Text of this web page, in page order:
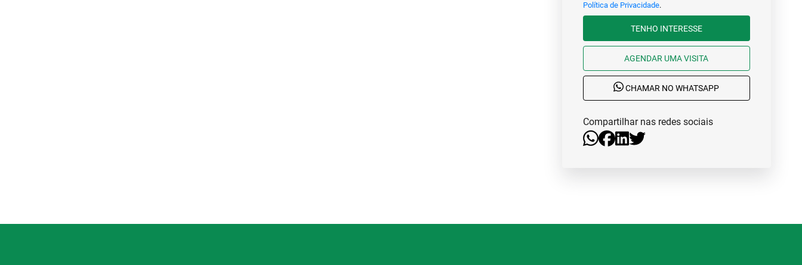
Política de Privacidade.
TENHO INTERESSE
AGENDAR UMA VISITA
CHAMAR NO WHATSAPP
Compartilhar nas redes sociais